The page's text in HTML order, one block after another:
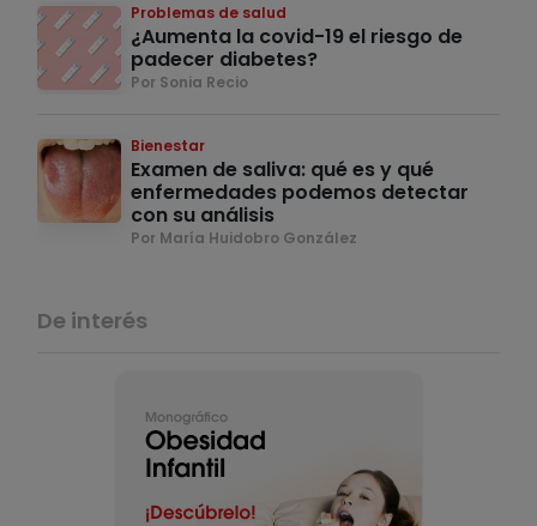
Problemas de salud
¿Aumenta la covid-19 el riesgo de
padecer diabetes?
Por Sonia Recio
Bienestar
Examen de saliva: qué es y qué
enfermedades podemos detectar
con su análisis
Por María Huidobro González
De interés